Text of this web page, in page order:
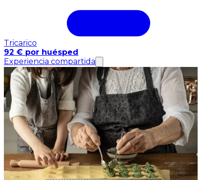
Tricarico
92 € por huésped
Experiencia compartida